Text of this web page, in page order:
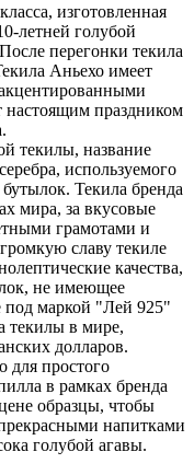
изготовленная
летней голубой
перегонки текила
Аньехо имеет
настоящим праздником
текилы, название
используемого
Текила бренда
мира, за вкусовые
грамотами и
славу текиле
качества,
не имеющее
под маркой "Лей 925"
текилы в мире,
долларов.
для простого
в рамках бренда
образцы, чтобы
напитками
голубой агавы.